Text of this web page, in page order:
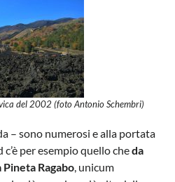
del 2002 (foto Antonio Schembri)
– sono numerosi e alla portata
per esempio quello cheda
Ragabo, unicum